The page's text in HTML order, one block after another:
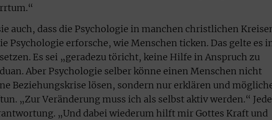
auch, dass die Psychologie in manchen christlichen
Psychologie erforsche, wie Menschen ticken. Das gelte es
Es sei „geradezu töricht, keine Hilfe in Anspruch zu
Aber Psychologie selber könne einen Menschen nicht
Beziehungskrise lösen, sondern nur erklären und
„Zur Veränderung muss ich als selbst aktiv werden.“
„Und dabei wiederum hilft mir Gottes Kraft und